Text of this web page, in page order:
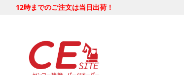
12時までのご注文は当日出荷！